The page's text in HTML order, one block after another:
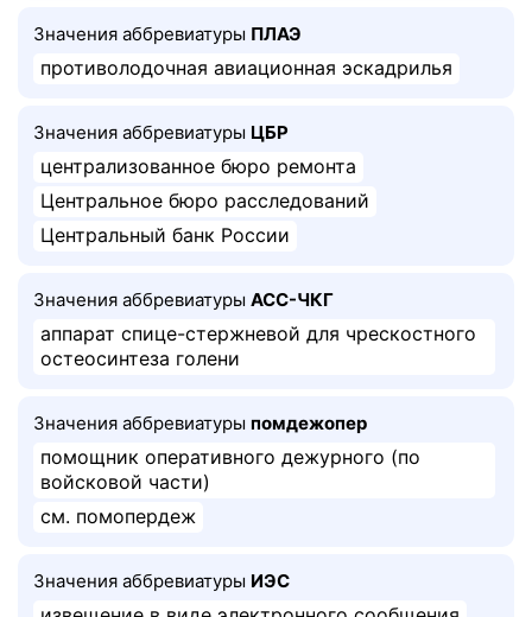
Значения аббревиатуры ПЛАЭ
противолодочная авиационная эскадрилья
Значения аббревиатуры ЦБР
централизованное бюро ремонта
Центральное бюро расследований
Центральный банк России
Значения аббревиатуры АСС-ЧКГ
аппарат спице-стержневой для чрескостного
остеосинтеза голени
Значения аббревиатуры помдежопер
помощник оперативного дежурного (по
войсковой части)
см. помопердеж
Значения аббревиатуры ИЭС